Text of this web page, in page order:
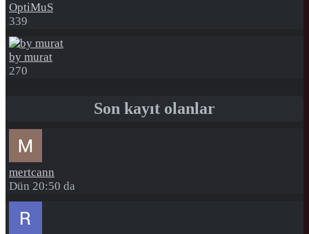
OptiMuS
339
by murat
270
Son kayıt olanlar
mertcann
Dün 20:50 da